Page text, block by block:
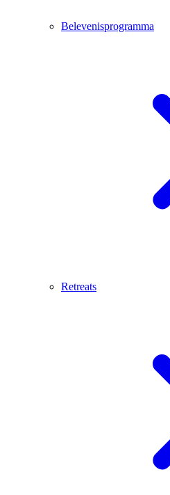
Belevenisprogramma
Retreats